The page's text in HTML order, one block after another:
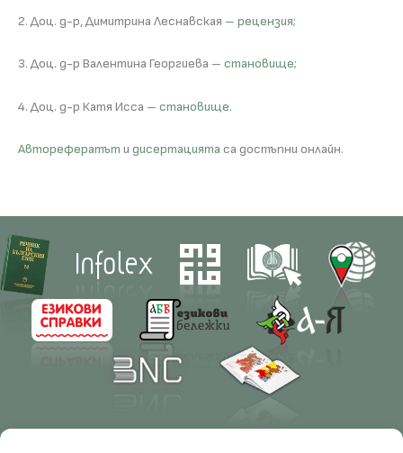
2. Доц. д-р, Димитрина Леснавская – рецензия;
3. Доц. д-р Валентина Георгиева – становище;
4. Доц. д-р Катя Исса – становище.
Авторефератът и дисертацията са достъпни онлайн.